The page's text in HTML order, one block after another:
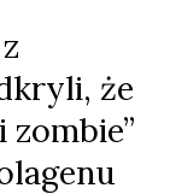
że